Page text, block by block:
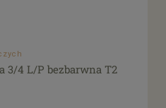
3/4 L/P bezbarwna T2